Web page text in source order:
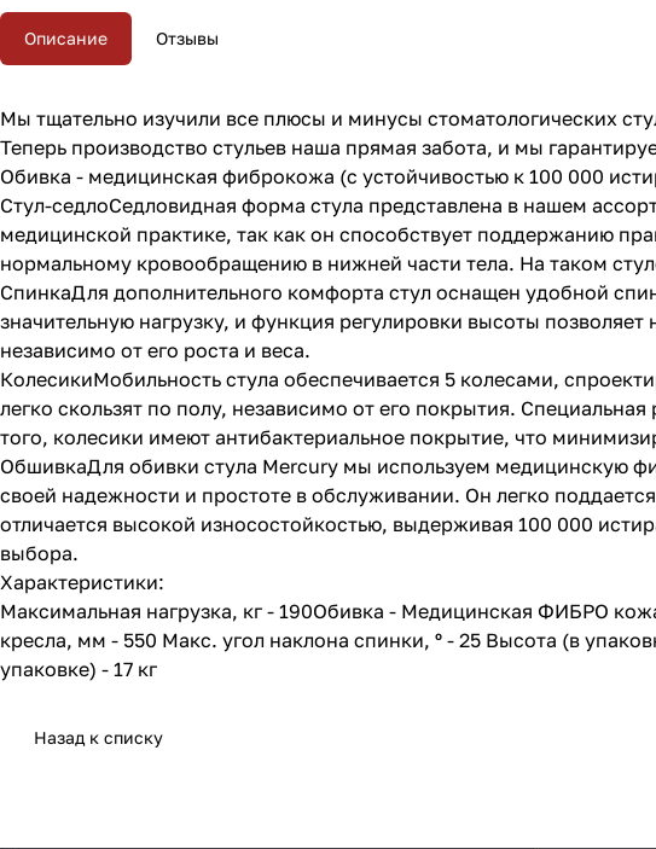
Описание Отзывы
Мы тщательно изучили все плюсы и минусы стоматологических
Теперь производство стульев наша прямая забота, и мы
Обивка - медицинская фиброкожа (с устойчивостью к 100 000
Стул-седлоСедловидная форма стула представлена в нашем
медицинской практике, так как он способствует поддержанию
нормальному кровообращению в нижней части тела. На таком
СпинкаДля дополнительного комфорта стул оснащен удобной
значительную нагрузку, и функция регулировки высоты
независимо от его роста и веса.
КолесикиМобильность стула обеспечивается 5 колесами,
легко скользят по полу, независимо от его покрытия.
того, колесики имеют антибактериальное покрытие, что
ОбшивкаДля обивки стула Mercury мы используем медицинскую
своей надежности и простоте в обслуживании. Он легко
отличается высокой износостойкостью, выдерживая 100 000
выбора.
Характеристики:
Максимальная нагрузка, кг - 190Обивка - Медицинская ФИБРО
кресла, мм - 550 Макс. угол наклона спинки, º - 25 Высота (в
упаковке) - 17 кг
Назад к списку